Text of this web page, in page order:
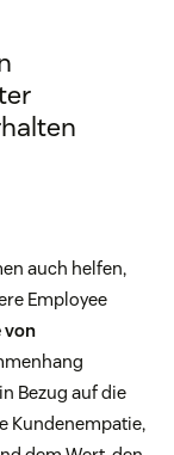
auch helfen,
Employee
von
Bezug auf die
Kundenempatie,